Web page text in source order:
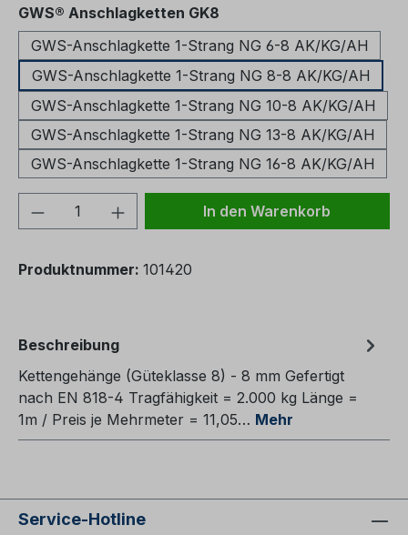
GWS® Anschlagketten GK8
GWS-Anschlagkette 1-Strang NG 6-8 AK/KG/AH
GWS-Anschlagkette 1-Strang NG 8-8 AK/KG/AH
GWS-Anschlagkette 1-Strang NG 10-8 AK/KG/AH
GWS-Anschlagkette 1-Strang NG 13-8 AK/KG/AH
GWS-Anschlagkette 1-Strang NG 16-8 AK/KG/AH
Produkt Anzahl: Gib denIn den Warenkorb
Produktnummer: 101420
Beschreibung
Kettengehänge (Güteklasse 8) - 8 mm Gefertigt
nach EN 818-4 Tragfähigkeit = 2.000 kg Länge =
1m / Preis je Mehrmeter = 11,05… Mehr
Service-Hotline